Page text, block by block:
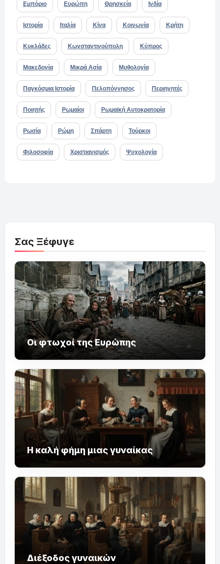
Εμπόριο Ευρώπη Θρησκεία Ινδία
Ιστορία Ιταλία Κίνα Κοινωνία Κρήτη
Κυκλάδες Κωνσταντινούπολη Κύπρος
Μακεδονία Μικρά Ασία Μυθολογία
Παγκόσμια Ιστορία Πελοπόννησος Περιηγητές
Ποιητής Ρωμαίοι Ρωμαϊκή Αυτοκρατορία
Ρωσία Ρώμη Σπάρτη Τούρκοι
Φιλοσοφία Χριστιανισμός Ψυχολογία
Σας Ξέφυγε
Οι φτωχοί της Ευρώπης
Η καλή φήμη μιας γυναίκας
Διέξοδος γυναικών